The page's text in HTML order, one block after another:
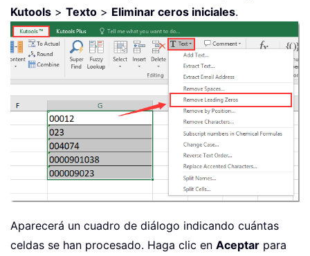
Kutools > Texto > Eliminar ceros iniciales.
Aparecerá un cuadro de diálogo indicando cuántas
celdas se han procesado. Haga clic en Aceptar para